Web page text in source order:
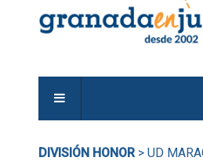
DIVISIÓN HONOR> UD